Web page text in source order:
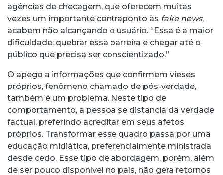
agências de checagem, que oferecem muitas
vezes um importante contraponto às fake news,
acabem não alcançando o usuário. “Essa é a maior
dificuldade: quebrar essa barreira e chegar até o
público que precisa ser conscientizado.”
O apego a informações que confirmem vieses
próprios, fenômeno chamado de pós-verdade,
também é um problema. Neste tipo de
comportamento, a pessoa se distancia da verdade
factual, preferindo acreditar em seus afetos
próprios. Transformar esse quadro passa por uma
educação midiática, preferencialmente ministrada
desde cedo. Esse tipo de abordagem, porém, além
de ser pouco disponível no país, não gera retornos